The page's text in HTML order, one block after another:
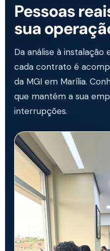
Pessoas
sua
Da análise à
cada contrato é
da MGI em Marília.
que mantém a sua
interrupções.